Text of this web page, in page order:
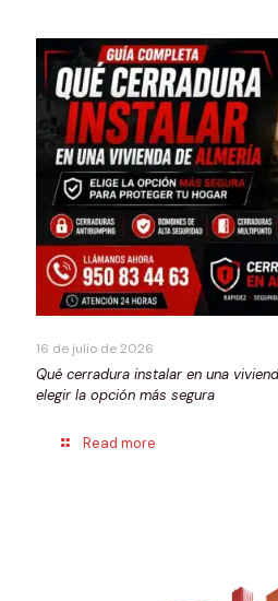
16 de julio de 2026
Qué cerradura instalar en una
elegir la opción más segura
Read more